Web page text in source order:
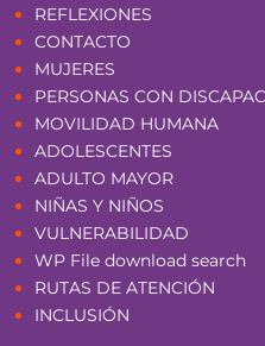
REFLEXIONES
CONTACTO
MUJERES
PERSONAS CON
MOVILIDAD HUMANA
ADOLESCENTES
ADULTO MAYOR
NIÑAS Y NIÑOS
VULNERABILIDAD
WP File download search
RUTAS DE ATENCIÓN
INCLUSIÓN